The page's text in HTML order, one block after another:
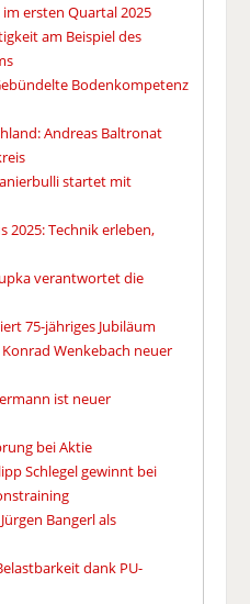
ersten Quartal 2025
am Beispiel des
Bodenkompetenz
Andreas Baltronat
startet mit
2025: Technik erleben,
verantwortet die
75-jähriges Jubiläum
Wenkebach neuer
ist neuer
bei Aktie
Schlegel gewinnt bei
Bangerl als
dank PU-